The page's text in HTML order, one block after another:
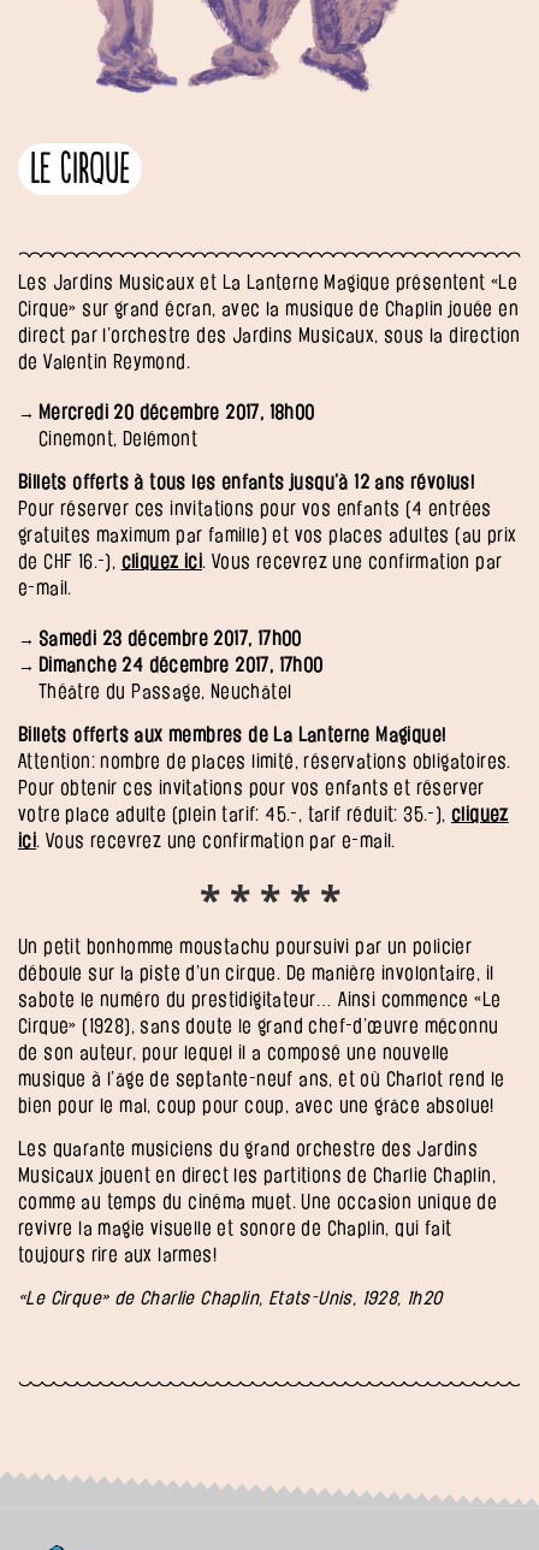
Le Cirque
Les Jardins Musicaux et La Lanterne Magique présentent «Le
Cirque» sur grand écran, avec la musique de Chaplin jouée en
direct par l’orchestre des Jardins Musicaux, sous la direction
de Valentin Reymond.
Mercredi 20 décembre 2017, 18h00
Cinemont, Delémont
Billets offerts à tous les enfants jusqu’à 12 ans révolus!
Pour réserver ces invitations pour vos enfants (4 entrées
gratuites maximum par famille) et vos places adultes (au prix
de CHF 16.-), cliquez ici. Vous recevrez une confirmation par
e-mail.
Samedi 23 décembre 2017, 17h00
Dimanche 24 décembre 2017, 17h00
Théâtre du Passage, Neuchâtel
Billets offerts aux membres de La Lanterne Magique!
Attention: nombre de places limité, réservations obligatoires.
Pour obtenir ces invitations pour vos enfants et réserver
votre place adulte (plein tarif: 45.-, tarif réduit: 35.-), cliquez
ici. Vous recevrez une confirmation par e-mail.
* * * * *
Un petit bonhomme moustachu poursuivi par un policier
déboule sur la piste d’un cirque. De manière involontaire, il
sabote le numéro du prestidigitateur… Ainsi commence «Le
Cirque» (1928), sans doute le grand chef-d’œuvre méconnu
de son auteur, pour lequel il a composé une nouvelle
musique à l’âge de septante-neuf ans, et où Charlot rend le
bien pour le mal, coup pour coup, avec une grâce absolue!
Les quarante musiciens du grand orchestre des Jardins
Musicaux jouent en direct les partitions de Charlie Chaplin,
comme au temps du cinéma muet. Une occasion unique de
revivre la magie visuelle et sonore de Chaplin, qui fait
toujours rire aux larmes!
«Le Cirque» de Charlie Chaplin, Etats-Unis, 1928, 1h20